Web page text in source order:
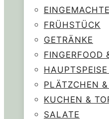
FRÜHSTÜCK
GETRÄNKE
FINGERFOOD
PLÄTZCHEN &
KUCHEN &
SALATE